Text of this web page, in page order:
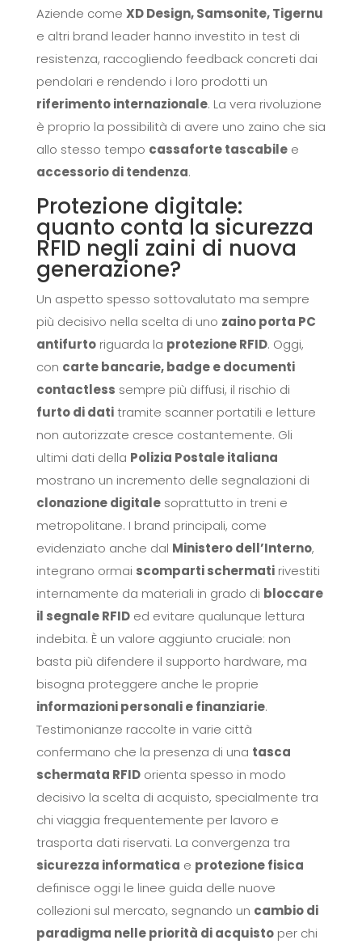
Aziende come XD Design, Samsonite, Tigernu
e altri brand leader hanno investito in test di
resistenza, raccogliendo feedback concreti dai
pendolari e rendendo i loro prodotti un
riferimento internazionale. La vera rivoluzione
è proprio la possibilità di avere uno zaino che sia
allo stesso tempo cassaforte tascabilee
accessorio di tendenza.
Protezione digitale:
quanto conta la sicurezza
RFID negli zaini di nuova
generazione?
Un aspetto spesso sottovalutato ma sempre
più decisivo nella scelta di uno zaino porta PC
antifurtoriguarda la protezione RFID. Oggi,
con carte bancarie, badge e documenti
contactless sempre più diffusi, il rischio di
furto di datitramite scanner portatili e letture
non autorizzate cresce costantemente. Gli
ultimi dati della Polizia Postale italiana
mostrano un incremento delle segnalazioni di
clonazione digitalesoprattutto in treni e
metropolitane. I brand principali, come
evidenziato anche dal Ministero dell’Interno,
integrano ormai scomparti schermatirivestiti
internamente da materiali in grado di bloccare
il segnale RFIDed evitare qualunque lettura
indebita. È un valore aggiunto cruciale: non
basta più difendere il supporto hardware, ma
bisogna proteggere anche le proprie
informazioni personali e finanziarie.
Testimonianze raccolte in varie città
confermano che la presenza di una tasca
schermata RFIDorienta spesso in modo
decisivo la scelta di acquisto, specialmente tra
chi viaggia frequentemente per lavoro e
trasporta dati riservati. La convergenza tra
sicurezza informatica e protezione fisica
definisce oggi le linee guida delle nuove
collezioni sul mercato, segnando un cambio di
paradigma nelle priorità di acquistoper chi